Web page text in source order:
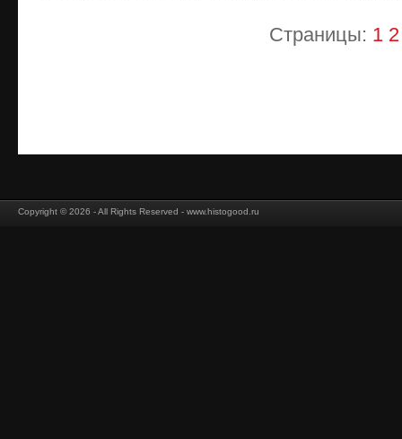
Страницы: 1 2
Copyright © 2026 - All Rights Reserved - www.histogood.ru